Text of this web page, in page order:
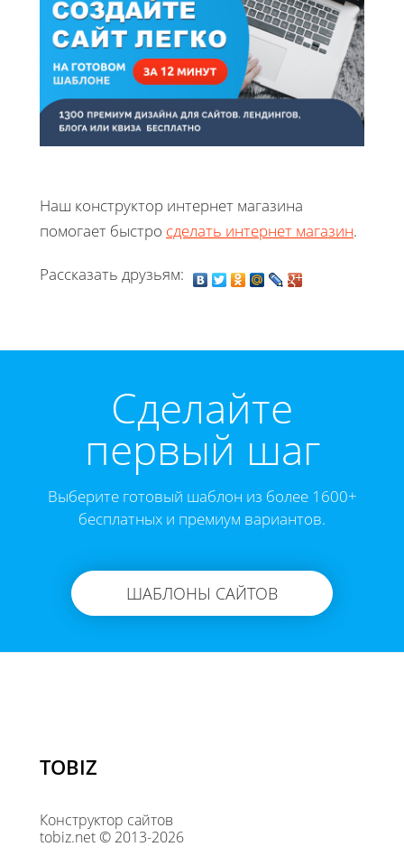
Наш конструктор интернет магазина
помогает быстро сделать интернет магазин.
Рассказать друзьям:
Cделайте
первый шаг
Выберите готовый шаблон из более 1600+
бесплатных и премиум вариантов.
ШАБЛОНЫ САЙТОВ
TOBIZ
Конструктор сайтов
tobiz.net © 2013-2026